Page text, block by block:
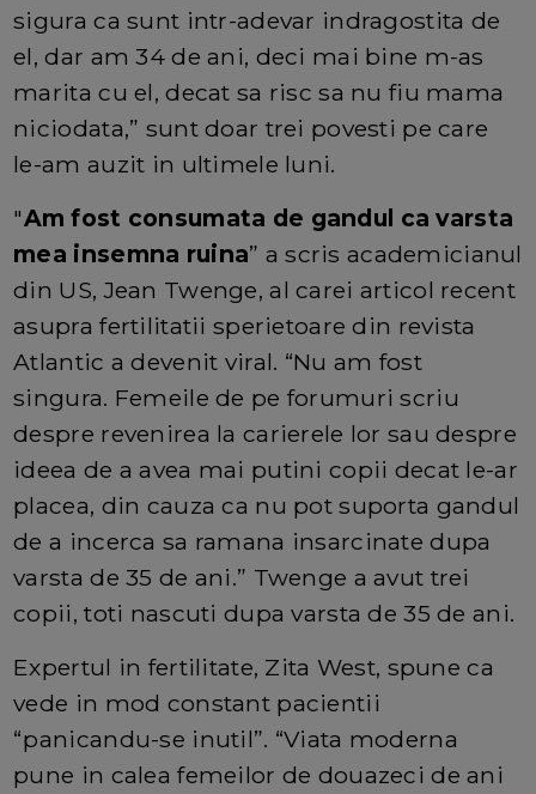
sigura ca sunt intr-adevar indragostita de
el, dar am 34 de ani, deci mai bine m-as
marita cu el, decat sa risc sa nu fiu mama
niciodata,” sunt doar trei povesti pe care
le-am auzit in ultimele luni.
"Am fost consumata de gandul ca varsta
mea insemna ruina” a scris academicianul
din US, Jean Twenge, al carei articol recent
asupra fertilitatii sperietoare din revista
Atlantic a devenit viral. “Nu am fost
singura. Femeile de pe forumuri scriu
despre revenirea la carierele lor sau despre
ideea de a avea mai putini copii decat le-ar
placea, din cauza ca nu pot suporta gandul
de a incerca sa ramana insarcinate dupa
varsta de 35 de ani.” Twenge a avut trei
copii, toti nascuti dupa varsta de 35 de ani.
Expertul in fertilitate, Zita West, spune ca
vede in mod constant pacientii
“panicandu-se inutil”. “Viata moderna
pune in calea femeilor de douazeci de ani